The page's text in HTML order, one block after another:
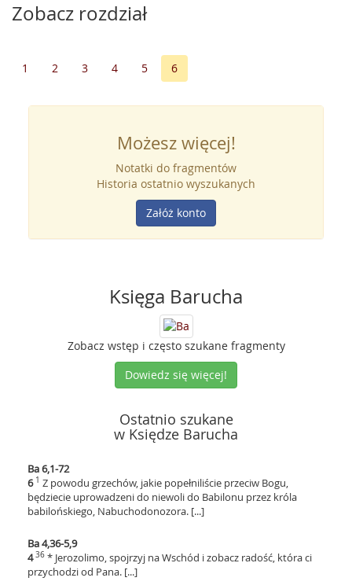
Zobacz rozdział
1 2 3 4 5 6
Możesz więcej!
Notatki do fragmentów
Historia ostatnio wyszukanych
Załóż konto
Księga Barucha
Zobacz wstęp i często szukane fragmenty
Dowiedz się więcej!
Ostatnio szukane
w Księdze Barucha
Ba 6,1-72
6 1 Z powodu grzechów, jakie popełniliście przeciw Bogu,
będziecie uprowadzeni do niewoli do Babilonu przez króla
babilońskiego, Nabuchodonozora. [...]
Ba 4,36-5,9
4 36 * Jerozolimo, spojrzyj na Wschód i zobacz radość, która ci
przychodzi od Pana. [...]